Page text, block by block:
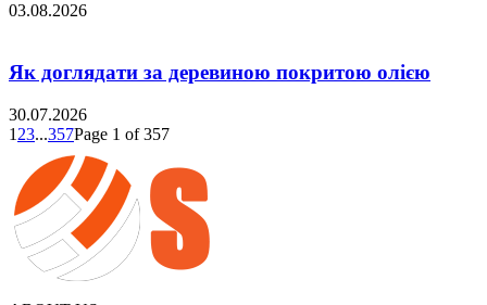
03.08.2026
Як доглядати за деревиною покритою олією
30.07.2026
1 23...357Page 1 of 357